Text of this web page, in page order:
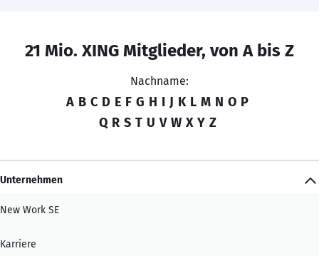
21 Mio. XING Mitglieder, von A bis Z
Nachname:
A B C D E F G H I J K L M N O P
Q R S T U V W X Y Z
Unternehmen
New Work SE
Karriere